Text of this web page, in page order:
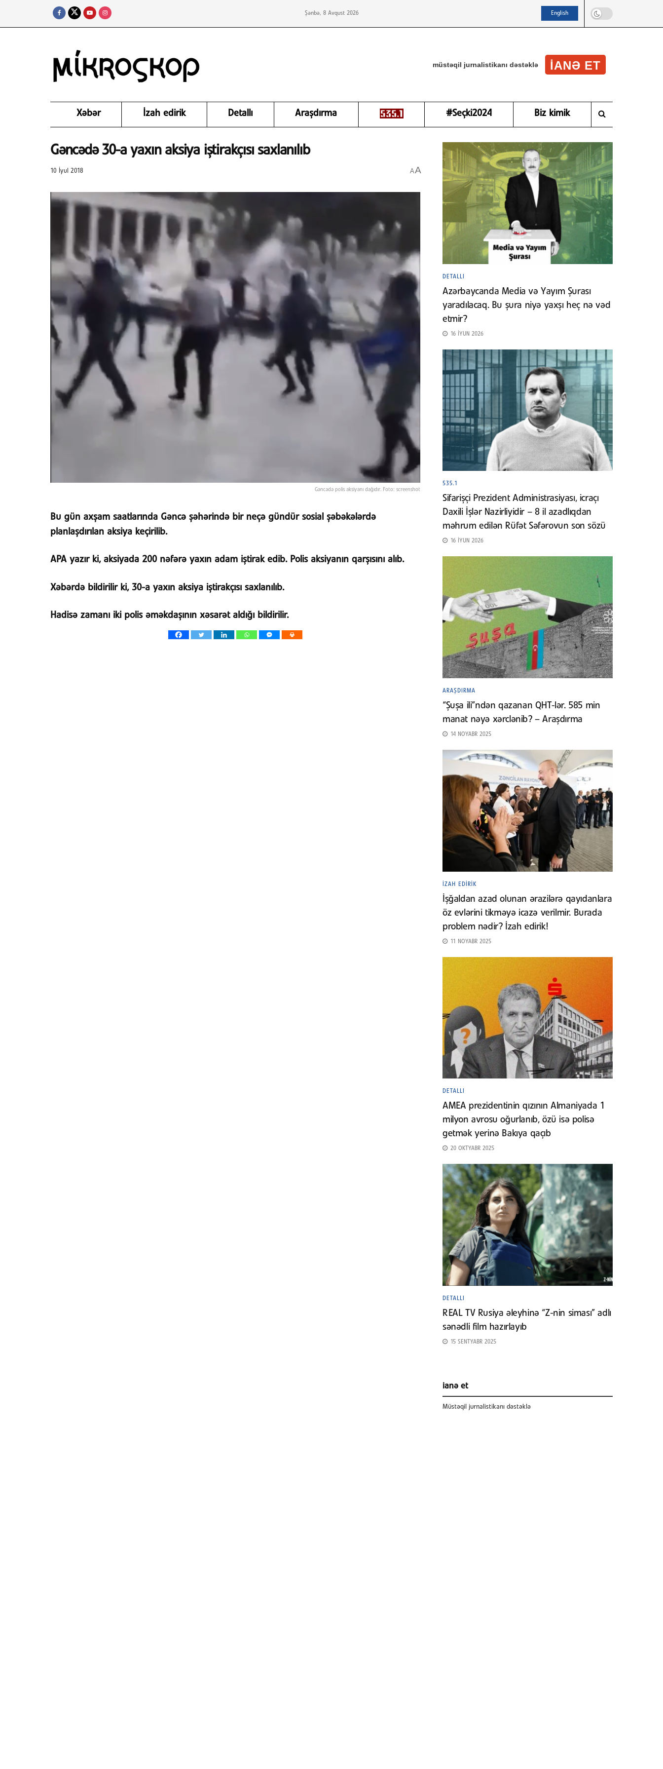
Şənbə, 8 Avqust 2026 English
müstəqil jurnalistikanı dəstəklə IANƏ ET
Xəbər İzah edirik Detallı Araşdırma #Seçki2024 Biz kimik
Gəncədə 30-a yaxın aksiya iştirakçısı saxlanılıb
10 İyul 2018 AA
Gəncədə polis aksiyanı dağıdır. Foto: screenshot
Bu gün axşam saatlarında Gəncə şəhərində bir neçə gündür sosial şəbəkələrdə
planlaşdırılan aksiya keçirilib.
APA yazır ki, aksiyada 200 nəfərə yaxın adam iştirak edib. Polis aksiyanın qarşısını alıb.
Xəbərdə bildirilir ki, 30-a yaxın aksiya iştirakçısı saxlanılıb.
Hadisə zamanı iki polis əməkdaşının xəsarət aldığı bildirilir.
DETALLI
Azərbaycanda Media və Yayım Şurası
yaradılacaq. Bu şura niyə yaxşı heç nə vəd
etmir?
16 İYUN 2026
535.1
Sifarişçi Prezident Administrasiyası, icraçı
Daxili İşlər Nazirliyidir – 8 il azadlıqdan
məhrum edilən Rüfət Səfərovun son sözü
16 İYUN 2026
ARAŞDIRMA
“Şuşa ili”ndən qazanan QHT-lər. 585 min
manat nəyə xərclənib? – Araşdırma
14 NOYABR 2025
İZAH EDIRIK
İşğaldan azad olunan ərazilərə qayıdanlara
öz evlərini tikməyə icazə verilmir. Burada
problem nədir? İzah edirik!
11 NOYABR 2025
DETALLI
AMEA prezidentinin qızının Almaniyada 1
milyon avrosu oğurlanıb, özü isə polisə
getmək yerinə Bakıya qaçıb
20 OKTYABR 2025
DETALLI
REAL TV Rusiya əleyhinə “Z-nin siması” adlı
sənədli film hazırlayıb
15 SENTYABR 2025
ianə et
Müstəqil jurnalistikanı dəstəklə